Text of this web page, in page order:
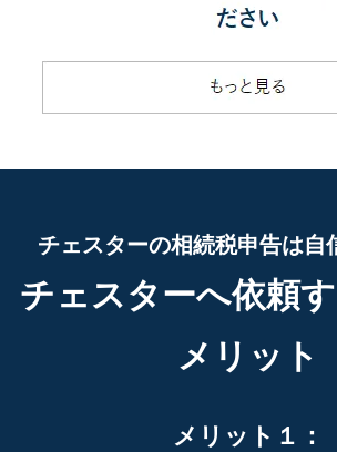
チェスターの相続税申告は自
チェスターへ依頼
メリット
メリット１：